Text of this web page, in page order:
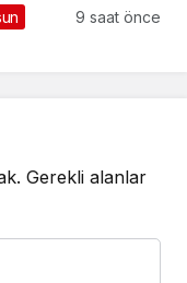
Samsun’da9 saat önce
Gerekli alanlar